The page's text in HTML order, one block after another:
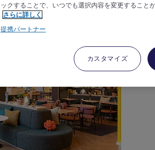
ックすることで、いつでも選択内容を変更することが
さらに詳しく
提携パートナー
カスタマイズ